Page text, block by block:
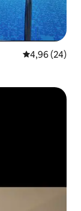
4,96 de uma
4,96 (24)